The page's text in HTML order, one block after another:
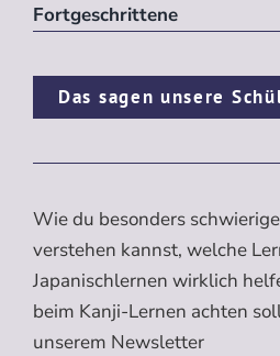
Fortgeschrittene
Das sagen unsere
Wie du besonders
verstehen kannst, welche
Japanischlernen wirklich
beim Kanji-Lernen achten
unserem Newsletter